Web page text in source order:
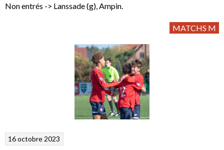
Non entrés -> Lanssade (g), Ampin.
MATCHS M
16 octobre 2023